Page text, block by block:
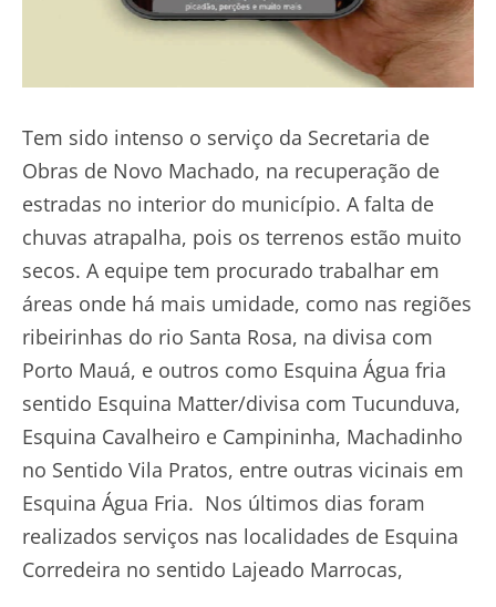
Tem sido intenso o serviço da Secretaria de
Obras de Novo Machado, na recuperação de
estradas no interior do município. A falta de
chuvas atrapalha, pois os terrenos estão muito
secos. A equipe tem procurado trabalhar em
áreas onde há mais umidade, como nas regiões
ribeirinhas do rio Santa Rosa, na divisa com
Porto Mauá, e outros como Esquina Água fria
sentido Esquina Matter/divisa com Tucunduva,
Esquina Cavalheiro e Campininha, Machadinho
no Sentido Vila Pratos, entre outras vicinais em
Esquina Água Fria. Nos últimos dias foram
realizados serviços nas localidades de Esquina
Corredeira no sentido Lajeado Marrocas,